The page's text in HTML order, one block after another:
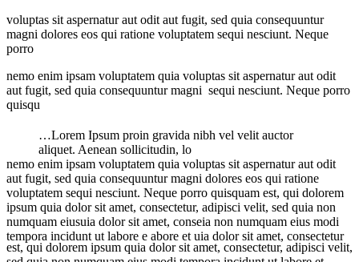
voluptas sit aspernatur aut odit aut fugit, sed quia consequuntur
magni dolores eos qui ratione voluptatem sequi nesciunt. Neque
porro
nemo enim ipsam voluptatem quia voluptas sit aspernatur aut odit
aut fugit, sed quia consequuntur magni sequi nesciunt. Neque porro
quisqu
…Lorem Ipsum proin gravida nibh vel velit auctor
aliquet. Aenean sollicitudin, lo
nemo enim ipsam voluptatem quia voluptas sit aspernatur aut odit
aut fugit, sed quia consequuntur magni dolores eos qui ratione
voluptatem sequi nesciunt. Neque porro quisquam est, qui dolorem
ipsum quia dolor sit amet, consectetur, adipisci velit, sed quia non
numquam eiusuia dolor sit amet, conseia non numquam eius modi
tempora incidunt ut labore e abore et uia dolor sit amet, consectetur
est, qui dolorem ipsum quia dolor sit amet, consectetur, adipisci velit,